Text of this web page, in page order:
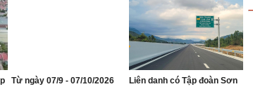
Từ ngày 07/9 - 07/10/2026
Liên danh có Tập đoàn Sơn